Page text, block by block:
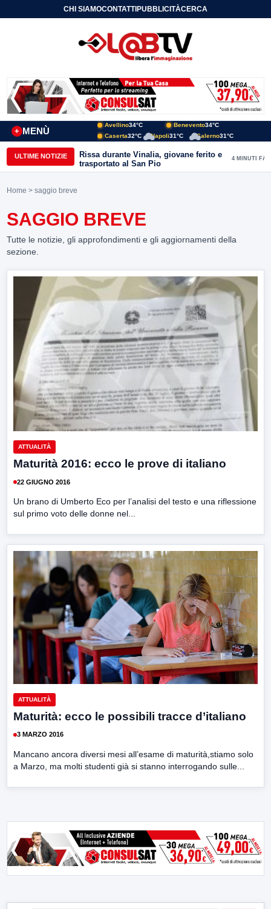
CHI SIAMOCONTATTIPUBBLICITÀCERCA
MENÙ
+
Avellino34°C Benevento34°C
Caserta32°C Napoli31°C Salerno31°C
ULTIME NOTIZIE
Rissa durante Vinalia, giovane ferito e
trasportato al San Pio
4 MINUTI FA
Home > saggio breve
SAGGIO BREVE
Tutte le notizie, gli approfondimenti e gli aggiornamenti della
sezione.
ATTUALITÀ
Maturità 2016: ecco le prove di italiano
22 GIUGNO 2016
Un brano di Umberto Eco per l’analisi del testo e una riflessione
sul primo voto delle donne nel...
ATTUALITÀ
Maturità: ecco le possibili tracce d’italiano
3 MARZO 2016
Mancano ancora diversi mesi all’esame di maturità,stiamo solo
a Marzo, ma molti studenti già si stanno interrogando sulle...